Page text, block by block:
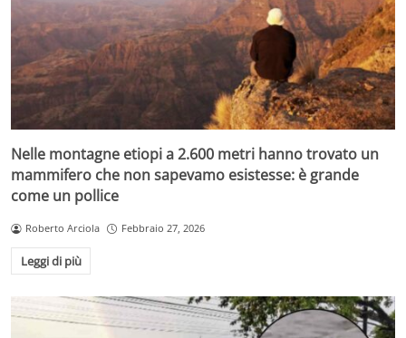
Nelle montagne etiopi a 2.600 metri hanno trovato un
mammifero che non sapevamo esistesse: è grande
come un pollice
Roberto Arciola Febbraio 27, 2026
Leggi di più